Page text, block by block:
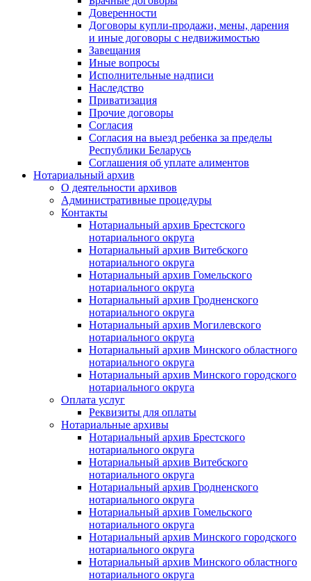
Доверенности
Договоры купли-продажи, мены, дарения
и иные договоры с недвижимостью
Завещания
Иные вопросы
Исполнительные надписи
Наследство
Приватизация
Прочие договоры
Согласия
Согласия на выезд ребенка за пределы
Республики Беларусь
Соглашения об уплате алиментов
Нотариальный архив
О деятельности архивов
Административные процедуры
Контакты
Нотариальный архив Брестского
нотариального округа
Нотариальный архив Витебского
нотариального округа
Нотариальный архив Гомельского
нотариального округа
Нотариальный архив Гродненского
нотариального округа
Нотариальный архив Могилевского
нотариального округа
Нотариальный архив Минского областного
нотариального округа
Нотариальный архив Минского городского
нотариального округа
Оплата услуг
Реквизиты для оплаты
Нотариальные архивы
Нотариальный архив Брестского
нотариального округа
Нотариальный архив Витебского
нотариального округа
Нотариальный архив Гродненского
нотариального округа
Нотариальный архив Гомельского
нотариального округа
Нотариальный архив Минского городского
нотариального округа
Нотариальный архив Минского областного
нотариального округа